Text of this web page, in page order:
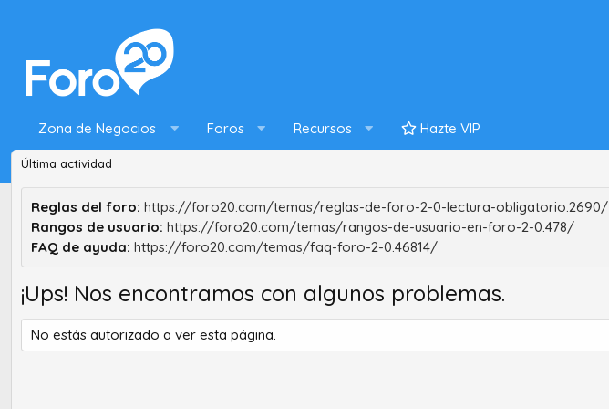
Zona de Negocios Foros Recursos Hazte VIP
Última actividad
Reglas del foro: https://foro20.com/temas/reglas-de-foro-2-0-lectura-obligatorio.2690/
Rangos de usuario: https://foro20.com/temas/rangos-de-usuario-en-foro-2-0.478/
FAQ de ayuda: https://foro20.com/temas/faq-foro-2-0.46814/
¡Ups! Nos encontramos con algunos problemas.
No estás autorizado a ver esta página.